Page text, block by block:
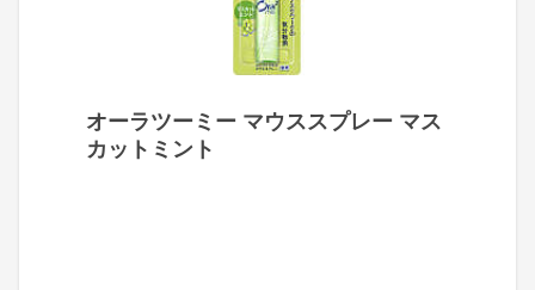
オーラツーミー マウススプレー マス
カットミント